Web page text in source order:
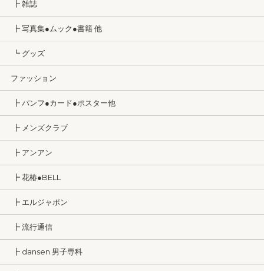
┣ 雑誌
┣ 写真集●ムック●書籍 他
┗ グッズ
ファッション
┣ パンフ●カード●ポスター他
┣ メンズクラブ
┣ アンアン
┣ 花椿●BELL
┣ エルジャポン
┣ 流行通信
┣ dansen 男子専科